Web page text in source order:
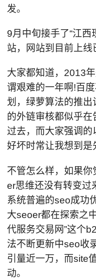
发。
9月中旬接手了“江西
站，网站到目前上线
大家都知道，2013
谓艰难的一年啊!百
划，绿萝算法的推出
的外链审核都似乎
过去，而大家强调
好坏时常让我想到是
不管怎么样，如果
er思维还没有转变过
系统普遍的seo成功
大seoer都在探索之
代服务交易网”这个
法不断更新中seo收
引量近一万，而site
动。